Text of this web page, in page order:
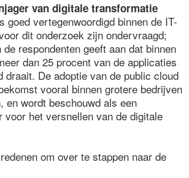
van digitale transformatie
goed vertegenwoordigd binnen de IT-
dit onderzoek zijn ondervraagd;
respondenten geeft aan dat binnen
dan 25 procent van de applicaties
draait. De adoptie van de public cloud
vooral binnen grotere bedrijven
en wordt beschouwd als een
voor het versnellen van de digitale
om over te stappen naar de